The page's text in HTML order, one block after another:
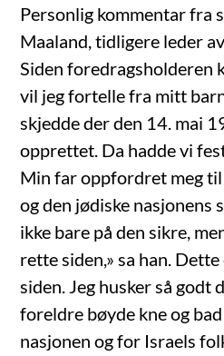
Personlig kommentar fra
Maaland, tidligere leder
Siden foredragsholderen
vil jeg fortelle fra mitt
skjedde der den 14. mai
opprettet. Da hadde vi
Min far oppfordret meg
og den jødiske nasjonens
ikke bare på den sikre,
rette siden,» sa han.
siden. Jeg husker så godt
foreldre bøyde kne og
nasjonen og for Israels